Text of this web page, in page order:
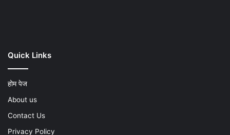
Quick Links
होम पेज
About us
Contact Us
Privacy Policy